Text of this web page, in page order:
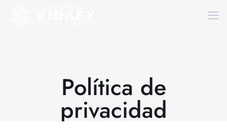
Política de
privacidad